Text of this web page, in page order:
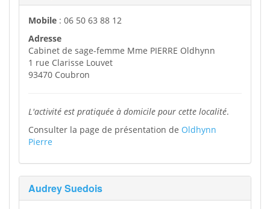
Mobile : 06 50 63 88 12
Adresse
Cabinet de sage-femme Mme PIERRE Oldhynn
1 rue Clarisse Louvet
93470 Coubron
L'activité est pratiquée à domicile pour cette localité.
Consulter la page de présentation de Oldhynn
Pierre
Audrey Suedois